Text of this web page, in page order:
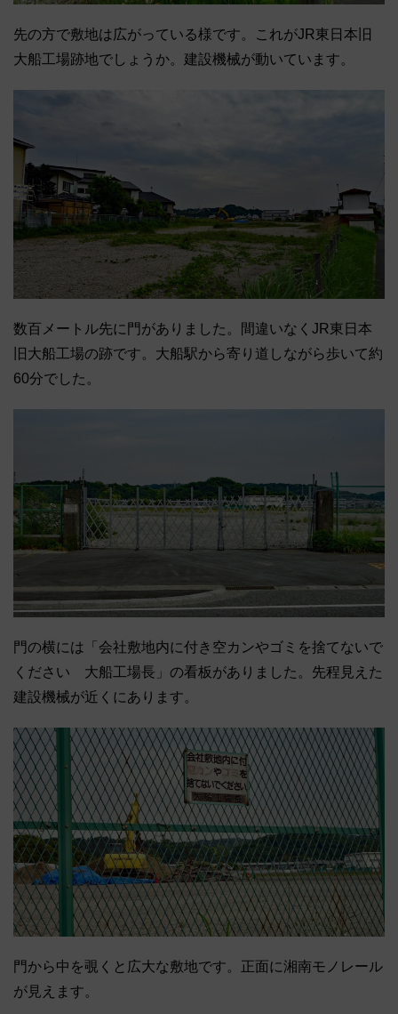
先の方で敷地は広がっている様です。これがJR東日本旧
大船工場跡地でしょうか。建設機械が動いています。
数百メートル先に門がありました。間違いなくJR東日本
旧大船工場の跡です。大船駅から寄り道しながら歩いて約
60分でした。
門の横には「会社敷地内に付き空カンやゴミを捨てないで
ください 大船工場長」の看板がありました。先程見えた
建設機械が近くにあります。
門から中を覗くと広大な敷地です。正面に湘南モノレール
が見えます。